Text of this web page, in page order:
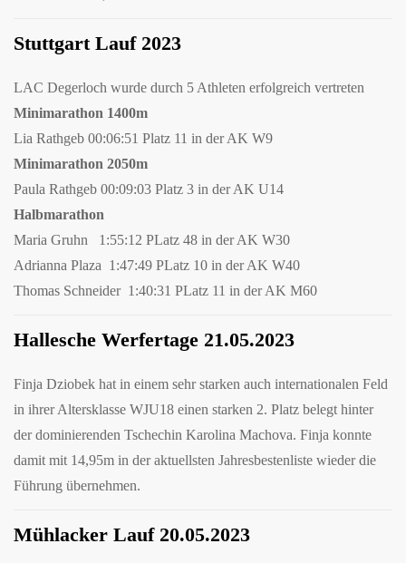
Stuttgart Lauf 2023
LAC Degerloch wurde durch 5 Athleten erfolgreich vertreten
Minimarathon 1400m
Lia Rathgeb 00:06:51 Platz 11 in der AK W9
Minimarathon 2050m
Paula Rathgeb 00:09:03 Platz 3 in der AK U14
Halbmarathon
Maria Gruhn 1:55:12 PLatz 48 in der AK W30
Adrianna Plaza 1:47:49 PLatz 10 in der AK W40
Thomas Schneider 1:40:31 PLatz 11 in der AK M60
Hallesche Werfertage 21.05.2023
Finja Dziobek hat in einem sehr starken auch internationalen Feld
in ihrer Altersklasse WJU18 einen starken 2. Platz belegt hinter
der dominierenden Tschechin Karolina Machova. Finja konnte
damit mit 14,95m in der aktuellsten Jahresbestenliste wieder die
Führung übernehmen.
Mühlacker Lauf 20.05.2023